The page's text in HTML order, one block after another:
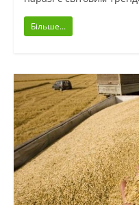
Більше...